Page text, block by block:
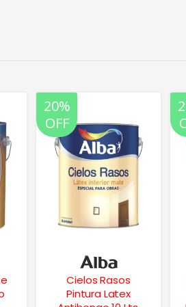
20%
OFF
Fondo Blanco p/
Maderas Alta